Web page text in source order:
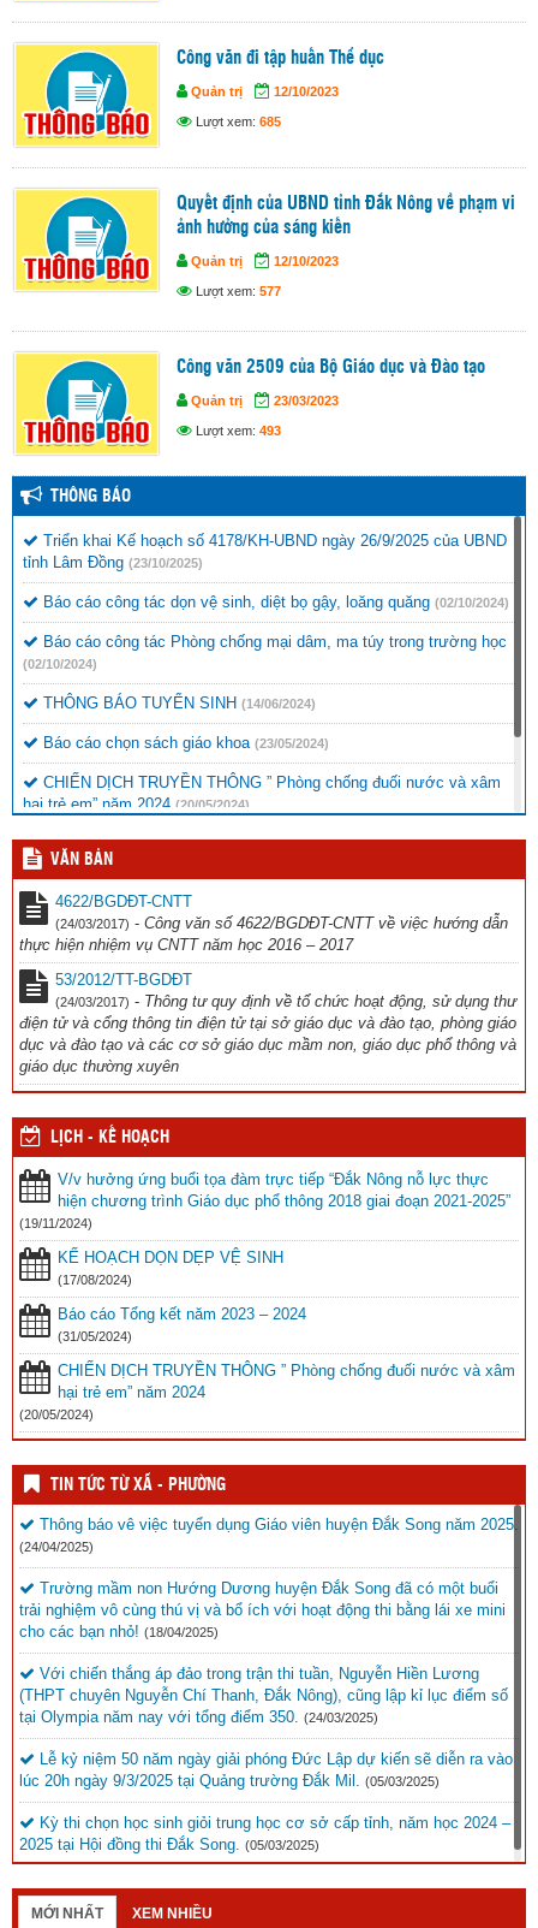
Công văn đi tập huấn Thể dục
Quản trị 12/10/2023
Lượt xem: 685
Quyết định của UBND tỉnh Đắk Nông về phạm vi
ảnh hưởng của sáng kiến
Quản trị 12/10/2023
Lượt xem: 577
Công văn 2509 của Bộ Giáo dục và Đào tạo
Quản trị 23/03/2023
Lượt xem: 493
THÔNG BÁO
Triển khai Kế hoạch số 4178/KH-UBND ngày 26/9/2025 của UBND
tỉnh Lâm Đồng (23/10/2025)
Báo cáo công tác dọn vệ sinh, diệt bọ gậy, loăng quăng (02/10/2024)
Báo cáo công tác Phòng chống mại dâm, ma túy trong trường học
(02/10/2024)
THÔNG BÁO TUYỂN SINH (14/06/2024)
Báo cáo chọn sách giáo khoa (23/05/2024)
CHIẾN DỊCH TRUYỀN THÔNG ” Phòng chống đuối nước và xâm
hại trẻ em” năm 2024 (20/05/2024)
Thông báo chương trình văn nghệ (16/11/2023)
Công văn đi tập huấn Thể dục (12/10/2023)
VĂN BẢN
4622/BGDĐT-CNTT
(24/03/2017) - Công văn số 4622/BGDĐT-CNTT về việc hướng dẫn
thực hiện nhiệm vụ CNTT năm học 2016 – 2017
53/2012/TT-BGDĐT
(24/03/2017) - Thông tư quy định về tổ chức hoạt động, sử dụng thư
điện tử và cổng thông tin điện tử tại sở giáo dục và đào tạo, phòng giáo
dục và đào tạo và các cơ sở giáo dục mầm non, giáo dục phổ thông và
giáo dục thường xuyên
LỊCH - KẾ HOẠCH
V/v hưởng ứng buổi tọa đàm trực tiếp “Đắk Nông nỗ lực thực
hiện chương trình Giáo dục phổ thông 2018 giai đoạn 2021-2025”
(19/11/2024)
KẾ HOẠCH DỌN DẸP VỆ SINH
(17/08/2024)
Báo cáo Tổng kết năm 2023 – 2024
(31/05/2024)
CHIẾN DỊCH TRUYỀN THÔNG ” Phòng chống đuối nước và xâm
hại trẻ em” năm 2024
(20/05/2024)
TIN TỨC TỪ XÃ - PHƯỜNG
Thông báo vê việc tuyển dụng Giáo viên huyện Đắk Song năm 2025.
(24/04/2025)
Trường mầm non Hướng Dương huyện Đắk Song đã có một buổi
trải nghiệm vô cùng thú vị và bổ ích với hoạt động thi bằng lái xe mini
cho các bạn nhỏ! (18/04/2025)
Với chiến thắng áp đảo trong trận thi tuần, Nguyễn Hiền Lương
(THPT chuyên Nguyễn Chí Thanh, Đắk Nông), cũng lập kỉ lục điểm số
tại Olympia năm nay với tổng điểm 350. (24/03/2025)
Lễ kỷ niệm 50 năm ngày giải phóng Đức Lập dự kiến sẽ diễn ra vào
lúc 20h ngày 9/3/2025 tại Quảng trường Đắk Mil. (05/03/2025)
Kỳ thi chọn học sinh giỏi trung học cơ sở cấp tỉnh, năm học 2024 –
2025 tại Hội đồng thi Đắk Song. (05/03/2025)
MỚI NHẤT XEM NHIỀU